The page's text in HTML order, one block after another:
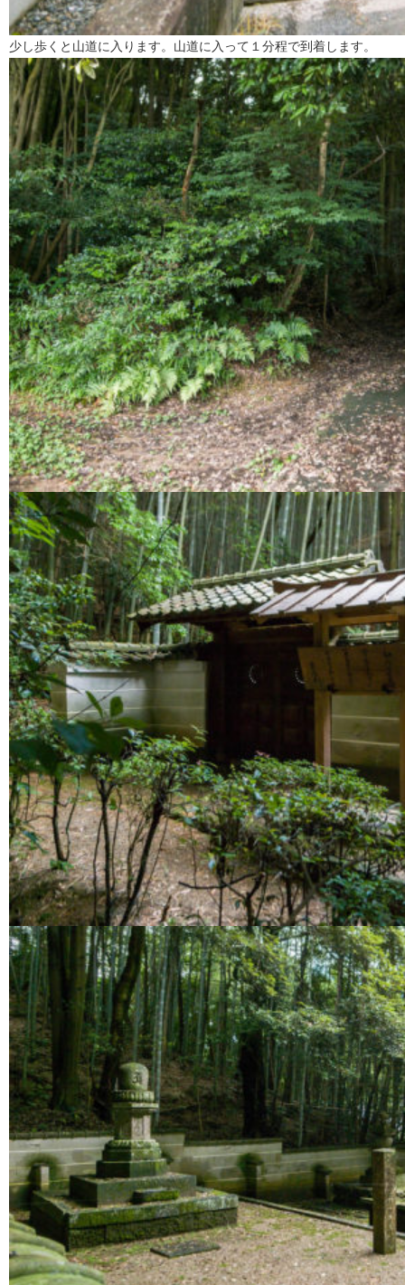
少し歩くと山道に入ります。山道に入って１分程で到着します。